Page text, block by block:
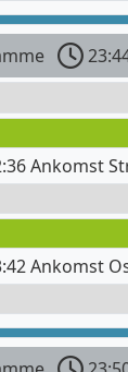
Ankomst
Ankomst